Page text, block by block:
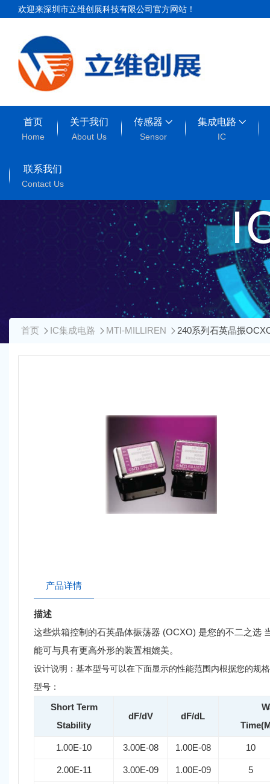
欢迎来深圳市立维创展科技有限公司官方网站！
首页
Home
关于我们
About Us
传感器
Sensor
集成电路
IC
联系我们
Contact Us
首页 IC集成电路 MTI-MILLIREN 240系列石英晶振
产品详情
描述
这些烘箱控制的石英晶体振荡器 (OCXO) 是您的不二之选
能可与具有更高外形的装置相媲美。
设计说明：基本型号可以在下面显示的性能范围内根据您的规
型号：
Short Term
Stability
dF/dV dF/dL
1.00E-10 3.00E-08 1.00E-08 10
2.00E-11 3.00E-09 1.00E-09 5